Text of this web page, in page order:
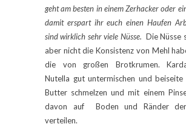
geht am besten in einem Zerhacker oder
damit erspart ihr euch einen Haufen
sind wirklich sehr viele Nüsse. Die Nüsse
aber nicht die Konsistenz von Mehl
die von großen Brotkrumen.
Nutella gut untermischen und beiseite
Butter schmelzen und mit einem
davon auf Boden und Ränder
verteilen.